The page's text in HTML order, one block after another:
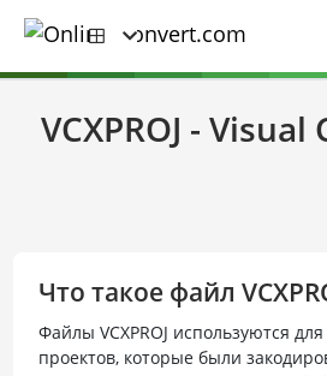
VCXPROJ -
Что такое файл
Файлы VCXPROJ используются
проектов, которые были